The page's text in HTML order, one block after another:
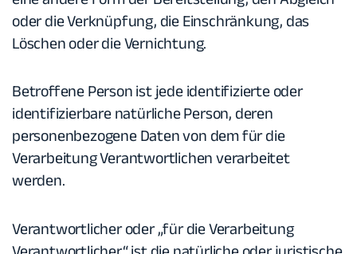
oder die Verknüpfung, die Einschränkung, das
Löschen oder die Vernichtung.
Betroffene Personist jede identifizierte oder
identifizierbare natürliche Person, deren
personenbezogene Daten von dem für die
Verarbeitung Verantwortlichen verarbeitet
werden.
Verantwortlicheroder „für die Verarbeitung